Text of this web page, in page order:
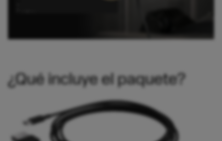
¿Qué incluye el paquete?